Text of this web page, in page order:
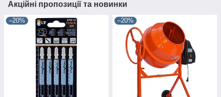
Акційні пропозиції та новинки
–20% –20%